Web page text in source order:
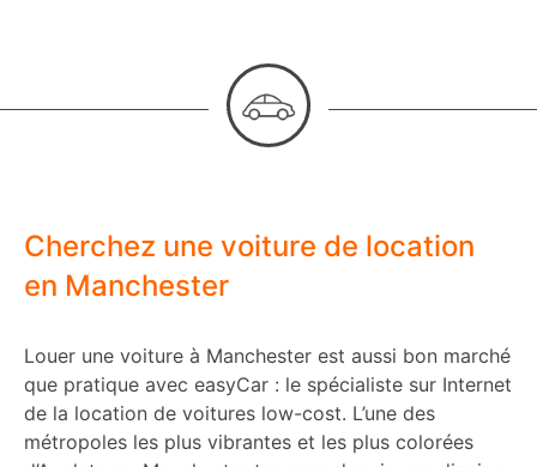
Cherchez une voiture de location
en Manchester
Louer une voiture à Manchester est aussi bon marché
que pratique avec easyCar : le spécialiste sur Internet
de la location de voitures low-cost. L’une des
métropoles les plus vibrantes et les plus colorées